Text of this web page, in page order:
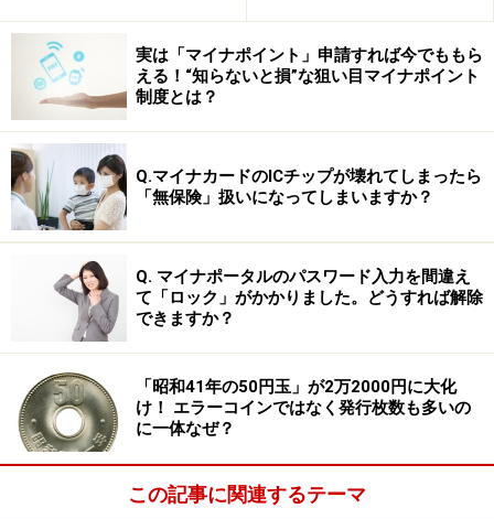
ています。つまり、通常の10円玉とデザインが微妙に異
なっているのです。
完全未使用かつRD評価であり、昭和61年後期タイプであ
ることという、この2点が高額落札のポイントといえる
のです。
価格は上昇傾向にある
実は以前のオークションでも、同評価の昭和61年後期の
10円玉が落札されたことがあります。例えば、第33回銀
座コインオークションで落札されたときは33万円（手数
料込みで36万3000円）でした。それと比べると今回の10
円玉はほぼ倍に近いといってもいいほどの価格上昇とな
っています。
PCGSでは昭和61年の10円玉について前期・後期の区別
実は「マイナポイント」申請すれば今でももら
える！“知らないと損”な狙い目マイナポイント
制度とは？
Q.マイナカードのICチップが壊れてしまったら
「無保険」扱いになってしまいますか？
Q. マイナポータルのパスワード入力を間違え
て「ロック」がかかりました。どうすれば解除
できますか？
「昭和41年の50円玉」が2万2000円に大化
け！ エラーコインではなく発行枚数も多いの
に一体なぜ？
この記事に関連するテーマ